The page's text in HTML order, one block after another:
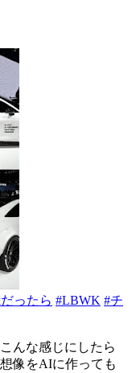
ったら #LBWK #チ
んな感じにしたら
像をAIに作っても